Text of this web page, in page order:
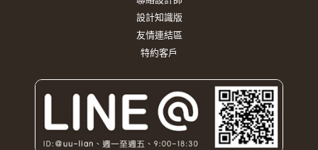
設計知識版
友情連結區
特約客戶